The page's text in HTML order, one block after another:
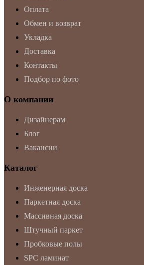
Оплата
Обмен и возврат
Укладка
Доставка
Контакты
Подбор по фото
О компании
Дизайнерам
Блог
Вакансии
Каталог
Инженерная доска
Паркетная доска
Массивная доска
Штучный паркет
Пробковые полы
SPC ламинат